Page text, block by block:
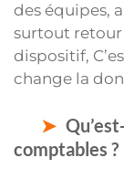
des équipes,
surtout retour
dispositif,
change la
comptables ?